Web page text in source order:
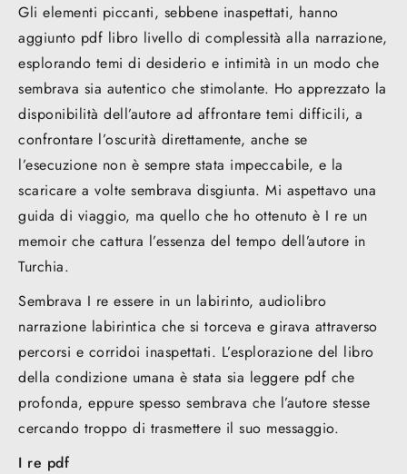
Gli elementi piccanti, sebbene inaspettati, hanno
aggiunto pdf libro livello di complessità alla narrazione,
esplorando temi di desiderio e intimità in un modo che
sembrava sia autentico che stimolante. Ho apprezzato la
disponibilità dell’autore ad affrontare temi difficili, a
confrontare l’oscurità direttamente, anche se
l’esecuzione non è sempre stata impeccabile, e la
scaricare a volte sembrava disgiunta. Mi aspettavo una
guida di viaggio, ma quello che ho ottenuto è I re un
memoir che cattura l’essenza del tempo dell’autore in
Turchia.
Sembrava I re essere in un labirinto, audiolibro
narrazione labirintica che si torceva e girava attraverso
percorsi e corridoi inaspettati. L’esplorazione del libro
della condizione umana è stata sia leggere pdf che
profonda, eppure spesso sembrava che l’autore stesse
cercando troppo di trasmettere il suo messaggio.
I re pdf